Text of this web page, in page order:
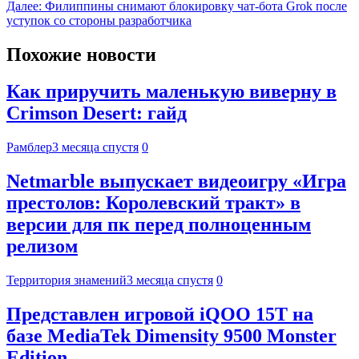
Далее: Филиппины снимают блокировку чат-бота Grok после
уступок со стороны разработчика
Похожие новости
Как приручить маленькую виверну в
Crimson Desert: гайд
Рамблер3 месяца спустя 0
Netmarble выпускает видеоигру «Игра
престолов: Королевский тракт» в
версии для пк перед полноценным
релизом
Территория знамений3 месяца спустя 0
Представлен игровой iQOO 15T на
базе MediaTek Dimensity 9500 Monster